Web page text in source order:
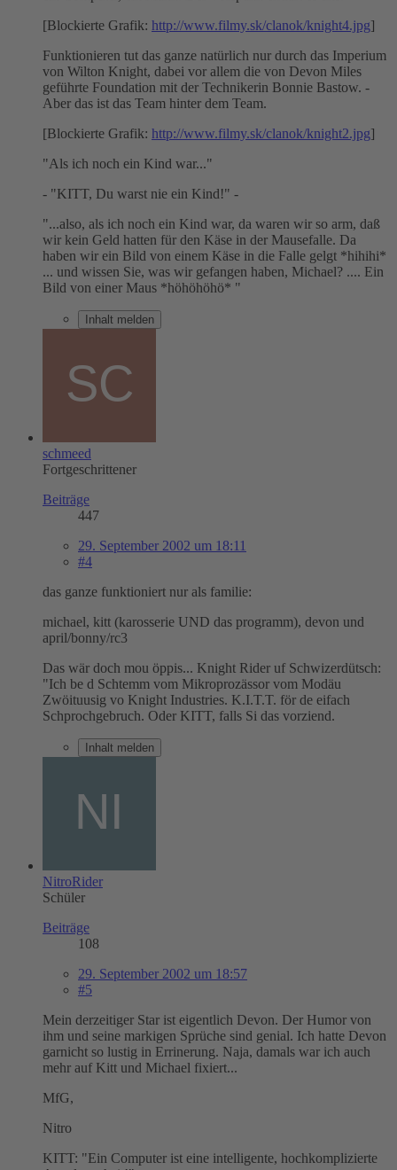
[Blockierte Grafik: http://www.filmy.sk/clanok/knight4.jpg]
Funktionieren tut das ganze natürlich nur durch das Imperium
von Wilton Knight, dabei vor allem die von Devon Miles
geführte Foundation mit der Technikerin Bonnie Bastow. -
Aber das ist das Team hinter dem Team.
[Blockierte Grafik: http://www.filmy.sk/clanok/knight2.jpg]
"Als ich noch ein Kind war..."
- "KITT, Du warst nie ein Kind!" -
"...also, als ich noch ein Kind war, da waren wir so arm, daß
wir kein Geld hatten für den Käse in der Mausefalle. Da
haben wir ein Bild von einem Käse in die Falle gelgt *hihihi*
... und wissen Sie, was wir gefangen haben, Michael? .... Ein
Bild von einer Maus *höhöhöhö* "
Inhalt melden
schmeed
Fortgeschrittener
Beiträge
447
29. September 2002 um 18:11
#4
das ganze funktioniert nur als familie:
michael, kitt (karosserie UND das programm), devon und
april/bonny/rc3
Das wär doch mou öppis... Knight Rider uf Schwizerdütsch:
"Ich be d Schtemm vom Mikroprozässor vom Modäu
Zwöituusig vo Knight Industries. K.I.T.T. för de eifach
Schprochgebruch. Oder KITT, falls Si das vorziend.
Inhalt melden
NitroRider
Schüler
Beiträge
108
29. September 2002 um 18:57
#5
Mein derzeitiger Star ist eigentlich Devon. Der Humor von
ihm und seine markigen Sprüche sind genial. Ich hatte Devon
garnicht so lustig in Errinerung. Naja, damals war ich auch
mehr auf Kitt und Michael fixiert...
MfG,
Nitro
KITT: "Ein Computer ist eine intelligente, hochkomplizierte